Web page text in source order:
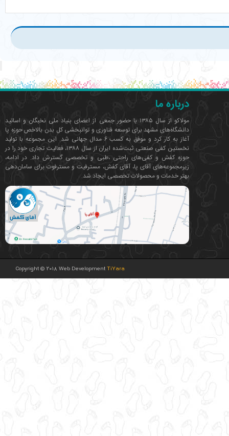
درباره ما
مولاکو از سال ۱۳۸۵ با حضور جمعی از اعضای بنیاد ملی نخبگان و اساتید
دانشگاه‌های مشهد برای توسعه فناوری‌ و توانبخشی کل بدن بالاخص حوزه پا
آغاز به کار کرد و موفق به کسب ۶ مدال جهانی شد. این مجموعه با تولید
نخستین کفی صنعتی ثبت‌شده ایران از سال ۱۳۸۸، فعالیت تجاری خود را در
حوزه کفش و کفی‌های راحتی ،طبی و تخصصی گسترش داد. در ادامه،
زیرمجموعه‌های آقای پا، آقای کفش، مسترفیت و مسترفوت برای سامان‌دهی
بهتر خدمات و محصولات تخصصی ایجاد شد.
Copyright © 2018 Web DevelopmentTiYara